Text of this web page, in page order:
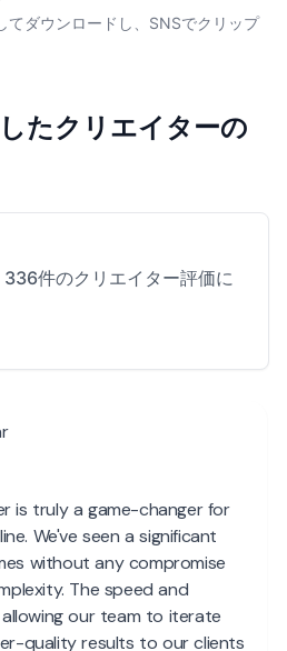
てダウンロードし、SNSでクリップ
たクリエイターの
336件のクリエイター評価に